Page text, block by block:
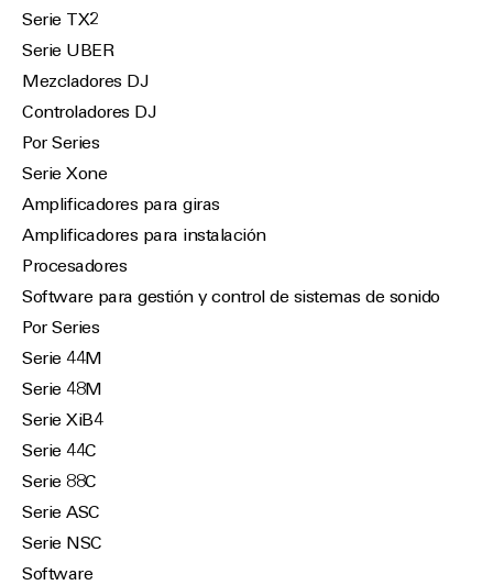
Serie TX2
Serie UBER
Mezcladores DJ
Controladores DJ
Por Series
Serie Xone
Amplificadores para giras
Amplificadores para instalación
Procesadores
Software para gestión y control de sistemas de sonido
Por Series
Serie 44M
Serie 48M
Serie XiB4
Serie 44C
Serie 88C
Serie ASC
Serie NSC
Software